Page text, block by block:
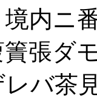
内ニ
簀張ダ
バ茶